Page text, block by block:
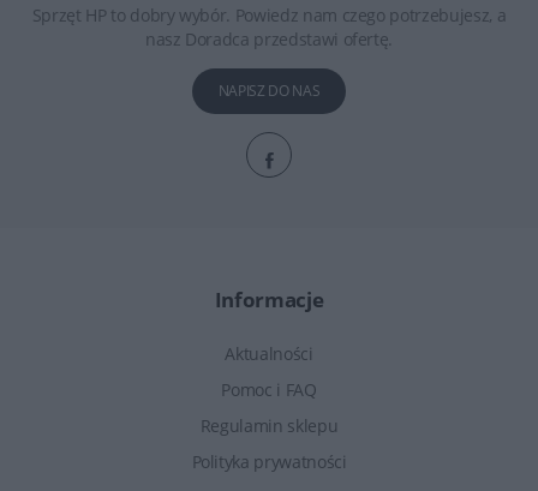
Sprzęt HP to dobry wybór. Powiedz nam czego potrzebujesz, a
nasz Doradca przedstawi ofertę.
NAPISZ DO NAS
Informacje
Aktualności
Pomoc i FAQ
Regulamin sklepu
Polityka prywatności